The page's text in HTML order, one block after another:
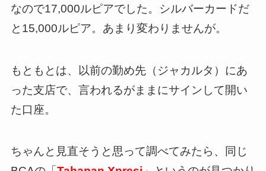
なので17,000ルピアでした。シルバーカードだ
と15,000ルピア。あまり変わりませんが。
もともとは、以前の勤め先（ジャカルタ）にあ
った支店で、言われるがままにサインして開い
た口座。
ちゃんと見直そうと思って調べてみたら、同じ